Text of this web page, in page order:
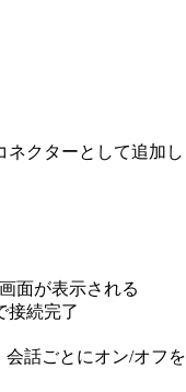
クターとして追加し
面が表示される
接続完了
会話ごとにオン/オフ